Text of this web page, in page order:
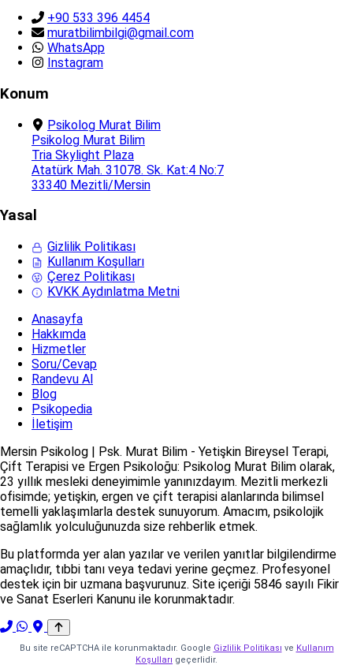
+90 533 396 4454
muratbilimbilgi@gmail.com
WhatsApp
Instagram
Konum
Psikolog Murat Bilim
Psikolog Murat Bilim
Tria Skylight Plaza
Atatürk Mah. 31078. Sk. Kat:4 No:7
33340 Mezitli/Mersin
Yasal
Gizlilik Politikası
Kullanım Koşulları
Çerez Politikası
KVKK Aydınlatma Metni
Anasayfa
Hakkımda
Hizmetler
Soru/Cevap
Randevu Al
Blog
Psikopedia
İletişim
Mersin Psikolog | Psk. Murat Bilim - Yetişkin Bireysel Terapi,
Çift Terapisi ve Ergen Psikoloğu: Psikolog Murat Bilim olarak,
23 yıllık mesleki deneyimimle yanınızdayım. Mezitli merkezli
ofisimde; yetişkin, ergen ve çift terapisi alanlarında bilimsel
temelli yaklaşımlarla destek sunuyorum. Amacım, psikolojik
sağlamlık yolculuğunuzda size rehberlik etmek.
Bu platformda yer alan yazılar ve verilen yanıtlar bilgilendirme
amaçlıdır, tıbbi tanı veya tedavi yerine geçmez. Profesyonel
destek için bir uzmana başvurunuz. Site içeriği 5846 sayılı Fikir
ve Sanat Eserleri Kanunu ile korunmaktadır.
Bu site reCAPTCHA ile korunmaktadır. Google Gizlilik Politikası ve Kullanım
Koşulları geçerlidir.